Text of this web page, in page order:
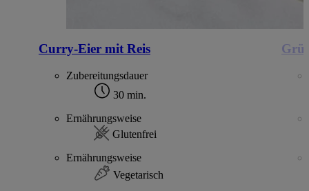
Curry-Eier mit Reis
Zubereitungsdauer
30 min.
Ernährungsweise
Glutenfrei
Ernährungsweise
Vegetarisch